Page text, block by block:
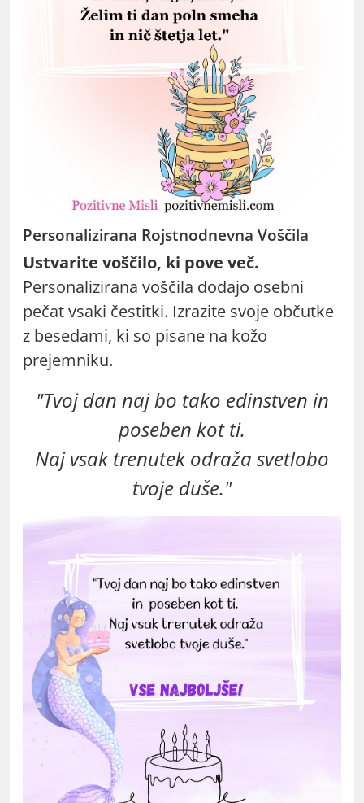
Personalizirana Rojstnodnevna Voščila
Ustvarite voščilo, ki pove več.
Personalizirana voščila dodajo osebni
pečat vsaki čestitki. Izrazite svoje občutke
z besedami, ki so pisane na kožo
prejemniku.
"Tvoj dan naj bo tako edinstven in
poseben kot ti.
Naj vsak trenutek odraža svetlobo
tvoje duše."